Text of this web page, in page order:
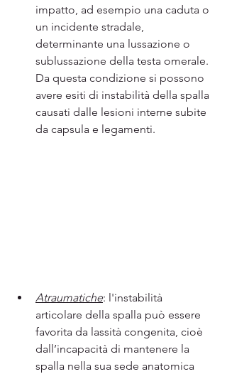
impatto, ad esempio una caduta o
un incidente stradale,
determinante una lussazione o
sublussazione della testa omerale.
Da questa condizione si possono
avere esiti di instabilità della spalla
causati dalle lesioni interne subite
da capsula e legamenti.
Atraumatiche: l'instabilità
articolare della spalla può essere
favorita da lassità congenita, cioè
dall’incapacità di mantenere la
spalla nella sua sede anatomica